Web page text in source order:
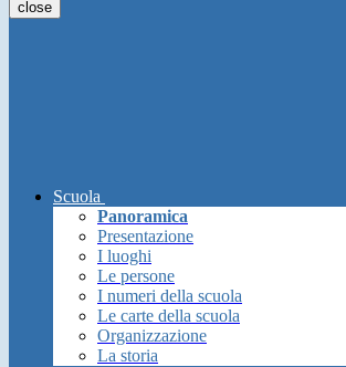
close
Scuola
Panoramica
Presentazione
I luoghi
Le persone
I numeri della scuola
Le carte della scuola
Organizzazione
La storia